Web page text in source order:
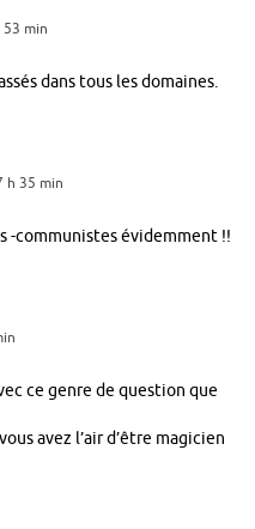
53 min
dans tous les domaines.
h 35 min
-communistes évidemment !!
ce genre de question que
avez l’air d’être magicien